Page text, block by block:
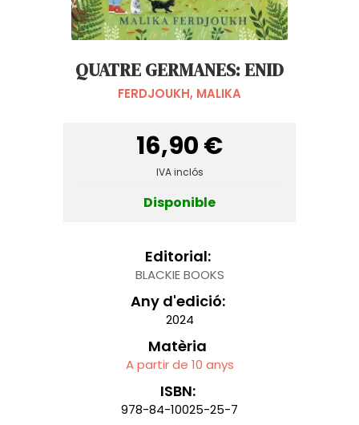
QUATRE GERMANES: ENID
FERDJOUKH, MALIKA
16,90 €
IVA inclós
Disponible
Editorial:
BLACKIE BOOKS
Any d'edició:
2024
Matèria
A partir de 10 anys
ISBN:
978-84-10025-25-7